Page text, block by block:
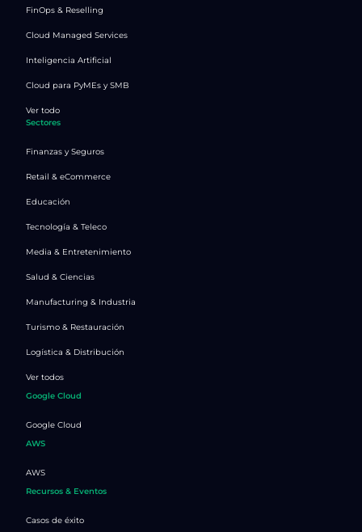
FinOps & Reselling
Cloud Managed Services
Inteligencia Artificial
Cloud para PyMEs y SMB
Ver todo
Sectores
Finanzas y Seguros
Retail & eCommerce
Educación
Tecnología & Teleco
Media & Entretenimiento
Salud & Ciencias
Manufacturing & Industria
Turismo & Restauración
Logística & Distribución
Ver todos
Google Cloud
Google Cloud
AWS
AWS
Recursos & Eventos
Casos de éxito